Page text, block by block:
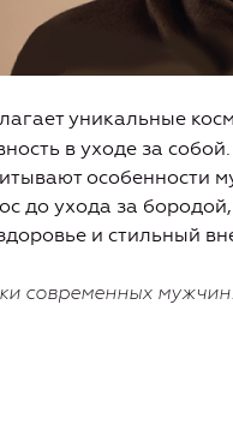
уникальные
в уходе за
особенности
до ухода за
и стильный
современных